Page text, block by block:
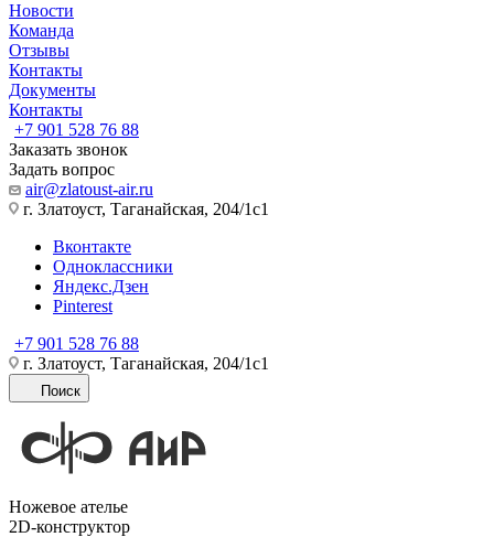
Новости
Команда
Отзывы
Контакты
Документы
Контакты
+7 901 528 76 88
Заказать звонок
Задать вопрос
air@zlatoust-air.ru
г. Златоуст, Таганайская, 204/1с1
Вконтакте
Одноклассники
Яндекс.Дзен
Pinterest
+7 901 528 76 88
г. Златоуст, Таганайская, 204/1с1
Поиск
Ножевое ателье
2D-конструктор